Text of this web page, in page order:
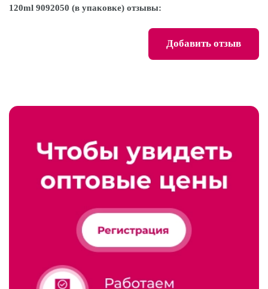
120ml 9092050 (в упаковке) отзывы:
Добавить отзыв